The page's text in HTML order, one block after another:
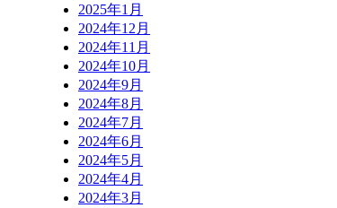
2025年1月
2024年12月
2024年11月
2024年10月
2024年9月
2024年8月
2024年7月
2024年6月
2024年5月
2024年4月
2024年3月